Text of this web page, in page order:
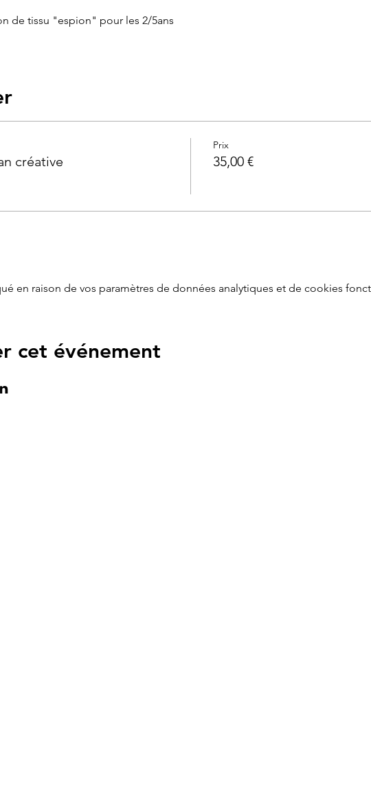
de tissu "espion" pour les 2/5ans
d'une simplicité enfantine
& transvasement pour les plus grands (18mois-5ans)
coudre et jolis tissus pour les mamans
pour tous les parents que vous soyez créatifs ou non!
créative
Prix
35,00 €
en raison de vos paramètres de données analytiques et de cookies
cet événement